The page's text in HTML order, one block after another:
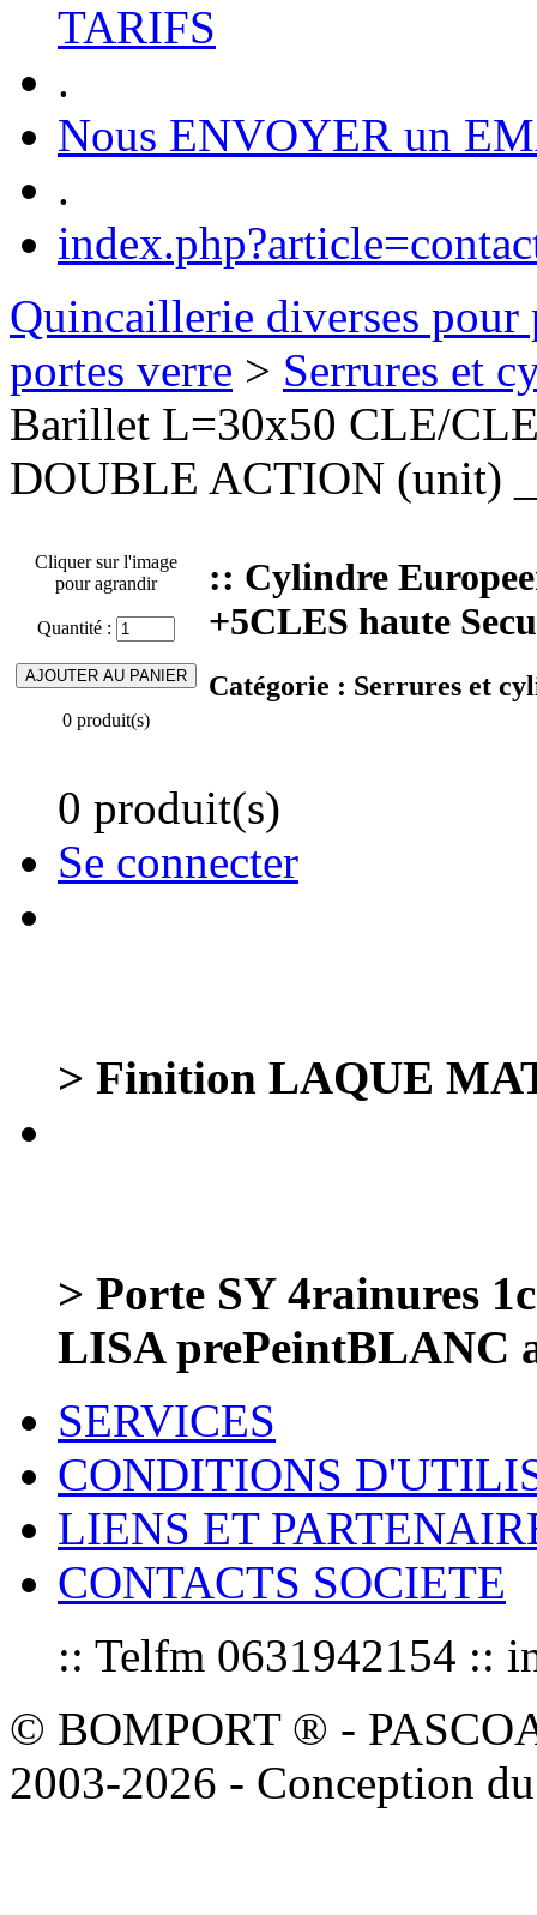
TARIFS
.
Nous ENVOYER un
.
Quincaillerie diverses pour
portes verre > Serrures et
Barillet L=30x50 CLE/
DOUBLE ACTION (unit)
Cliquer sur l'image
pour agrandir
Quantité :
0 produit(s)
:: Cylindre
+5CLES haute
Catégorie : Serrures et
0 produit(s)
Se connecter
> Finition LAQUE
> Porte SY 4rainures
LISA prePeintBLANC
SERVICES
CONDITIONS
LIENS ET
CONTACTS SOCIETE
:: Telfm 0631942154 ::
© BOMPORT ® -
2003-2026 - Conception